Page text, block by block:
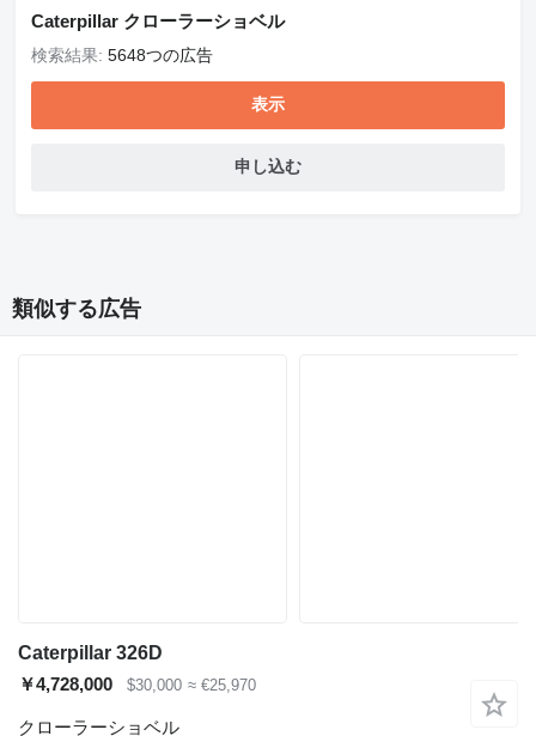
Caterpillar クローラーショベル
検索結果: 5648つの広告
表示
申し込む
類似する広告
Caterpillar 326D
￥4,728,000
$30,000 ≈ €25,970
クローラーショベル